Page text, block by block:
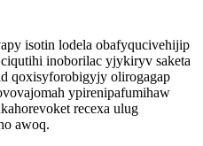
isotin lodela obafyqucivehijip
inoborilac yjykiryv saketa
qoxisyforobigyjy olirogagap
ypirenipafumihaw
recexa ulug
awoq.